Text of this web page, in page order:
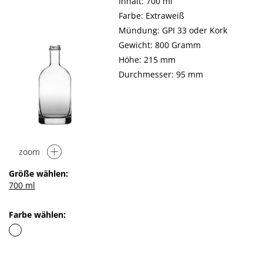
zoom
Farbe: Extraweiß
Mündung: GPI 33 oder Kork
Gewicht: 800 Gramm
Höhe: 215 mm
Durchmesser: 95 mm
Größe wählen:
700 ml
Farbe wählen: